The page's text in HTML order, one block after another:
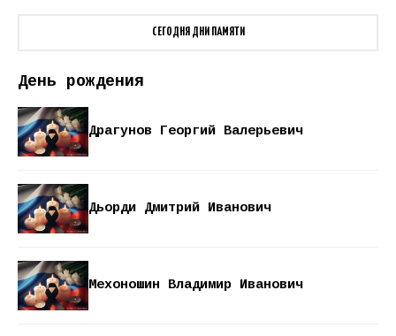
СЕГОДНЯ ДНИ ПАМЯТИ
День рождения
Драгунов Георгий Валерьевич
Дьорди Дмитрий Иванович
Мехоношин Владимир Иванович